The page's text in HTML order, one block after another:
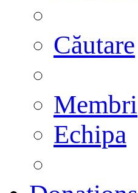
Căutare
Membri
Echipa